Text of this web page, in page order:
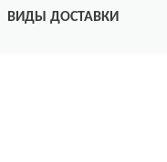
ВИДЫ ДОСТАВКИ